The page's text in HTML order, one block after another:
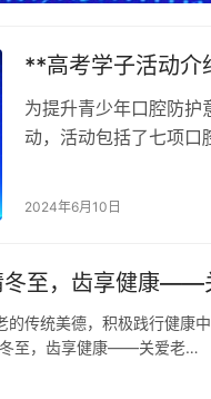
**高考学子活动介
为提升青少年口腔防
动，活动包括了七项口
2024年6月10日
冬至，齿享健康——
传统美德，积极践行健康
冬至，齿享健康——关爱老…